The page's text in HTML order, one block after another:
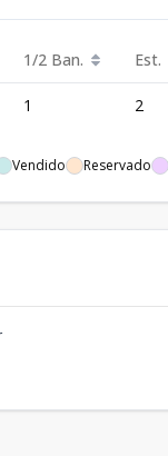
1/2 Ban. Est.
1 2
Vendido Reservado